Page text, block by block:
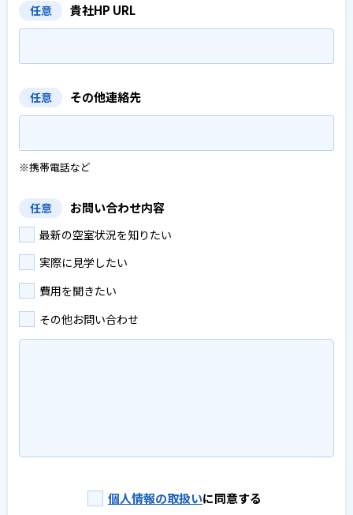
任意 貴社HP URL
任意 その他連絡先
※携帯電話など
任意 お問い合わせ内容
最新の空室状況を知りたい
実際に見学したい
費用を聞きたい
その他お問い合わせ
個人情報の取扱いに同意する